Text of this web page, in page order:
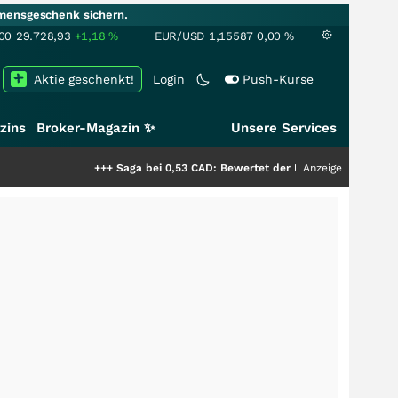
sichern.
29.728,93 +1,18% EUR/USD 1,15587 0,00 %
Login Push-Kurse
Aktie geschenkt!
Broker-Magazin ✨ Unsere Services
Saga bei 0,53 CAD: Bewertet der Markt noch immer nur
Anzeige